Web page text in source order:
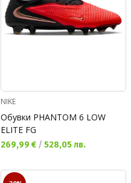
NIKE
Обувки PHANTOM 6 LOW
ELITE FG
Текуща цена:
269,99 € / 528,05 лв.